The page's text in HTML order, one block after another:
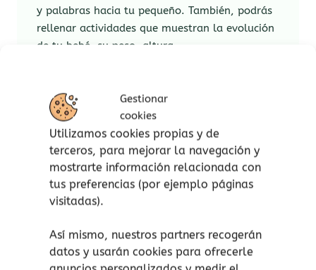
Gestionar
cookies
Utilizamos cookies propias y de
terceros, para mejorar la navegación y
mostrarte información relacionada con
tus preferencias (por ejemplo páginas
visitadas).
Así mismo, nuestros partners recogerán
datos y usarán cookies para ofrecerle
y palabras hacia tu pequeño. También, podrás
rellenar actividades que muestran la evolución
de tu bebé, su peso, altura…
a punto de embarcarse en la aventura de la
maternidad o paternidad, para esa amiga o
amigo que celebra su
babyshower o esa
compañera que acaba de dar a luz. Es un
detalle perfecto y lleno de cariño para regalar
en cualquier ocasión a aquellos que están
esperando el momento más importante de su
Ordénalo todo en apartados: